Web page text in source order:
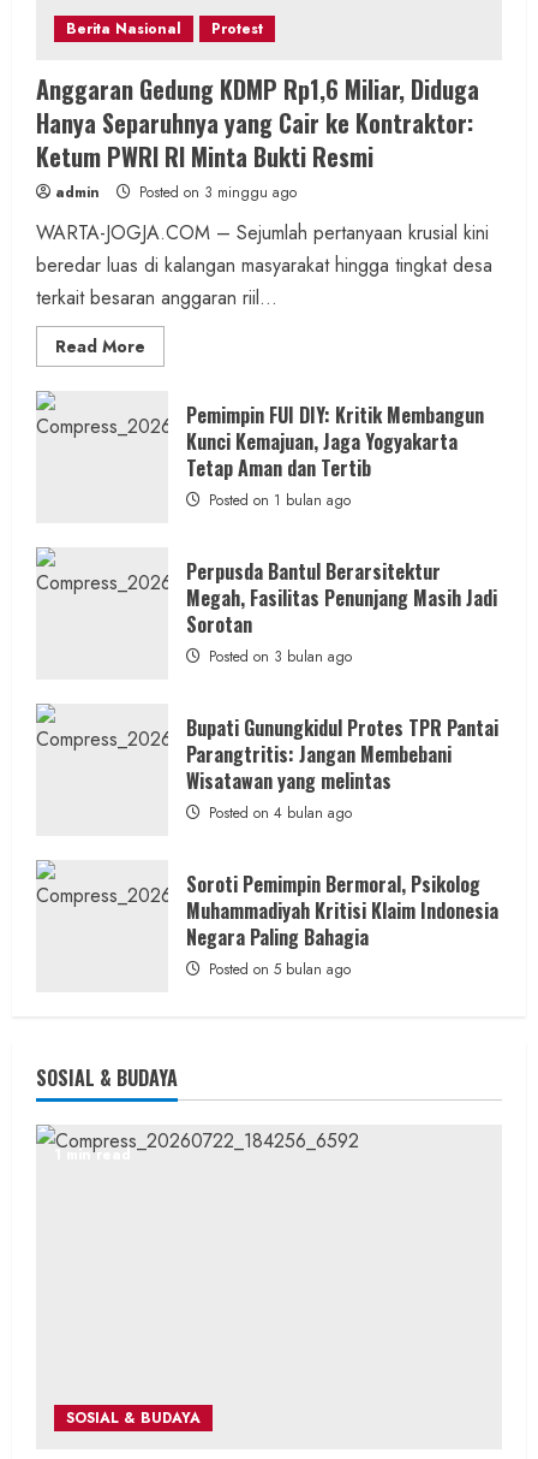
Berita Nasional Protest
Anggaran Gedung KDMP Rp1,6 Miliar, Diduga
Hanya Separuhnya yang Cair ke Kontraktor:
Ketum PWRI RI Minta Bukti Resmi
admin Posted on 3 minggu ago
WARTA-JOGJA.COM – Sejumlah pertanyaan krusial kini
beredar luas di kalangan masyarakat hingga tingkat desa
terkait besaran anggaran riil...
Read More
more
Gedung
KDMP
Rp1,6
Miliar,
Diduga
Hanya
Separuhnya
Kontraktor:
Ketum
PWRI
Minta
Pemimpin FUI DIY: Kritik Membangun
Kunci Kemajuan, Jaga Yogyakarta
Tetap Aman dan Tertib
Posted on 1 bulan ago
Perpusda Bantul Berarsitektur
Megah, Fasilitas Penunjang Masih Jadi
Sorotan
Posted on 3 bulan ago
Bupati Gunungkidul Protes TPR Pantai
Parangtritis: Jangan Membebani
Wisatawan yang melintas
Posted on 4 bulan ago
Soroti Pemimpin Bermoral, Psikolog
Muhammadiyah Kritisi Klaim Indonesia
Negara Paling Bahagia
Posted on 5 bulan ago
SOSIAL & BUDAYA
1 min read
SOSIAL & BUDAYA